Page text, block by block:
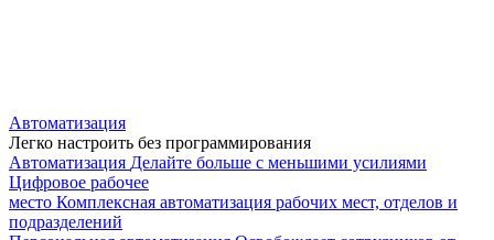
Автоматизация
Легко настроить без программирования
Автоматизация Делайте больше с меньшими усилиями
Цифровое рабочее
место Комплексная автоматизация рабочих мест, отделов и
подразделений